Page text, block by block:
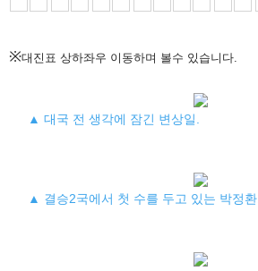
※대진표 상하좌우 이동하며 볼수 있습니다.
▲ 대국 전 생각에 잠긴 변상일.
▲ 결승2국에서 첫 수를 두고 있는 박정환.